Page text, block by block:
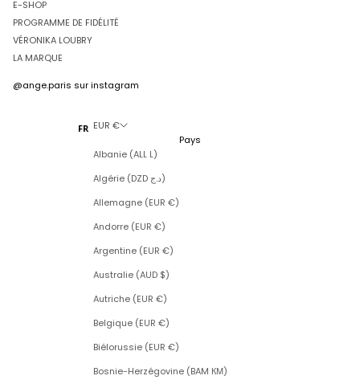
E-SHOP
PROGRAMME DE FIDÉLITÉ
VÉRONIKA LOUBRY
LA MARQUE
@ange.paris sur instagram
FR EUR €
Pays
Albanie (ALL L)
Algérie (DZD د.ج)
Allemagne (EUR €)
Andorre (EUR €)
Argentine (EUR €)
Australie (AUD $)
Autriche (EUR €)
Belgique (EUR €)
Biélorussie (EUR €)
Bosnie-Herzégovine (BAM КМ)